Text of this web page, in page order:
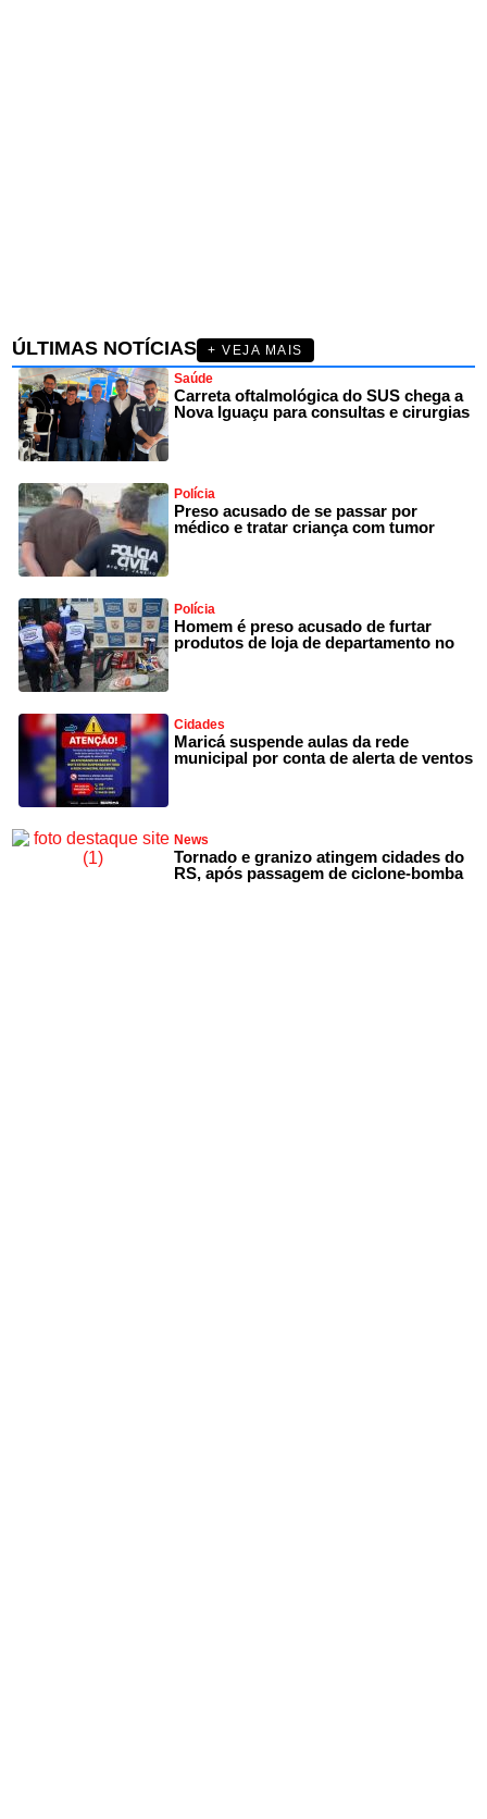
ÚLTIMAS NOTÍCIAS
+ VEJA MAIS
Saúde
Carreta oftalmológica do SUS chega a
Nova Iguaçu para consultas e cirurgias
Polícia
Preso acusado de se passar por
médico e tratar criança com tumor
Polícia
Homem é preso acusado de furtar
produtos de loja de departamento no
Cidades
Maricá suspende aulas da rede
municipal por conta de alerta de ventos
News
Tornado e granizo atingem cidades do
RS, após passagem de ciclone-bomba